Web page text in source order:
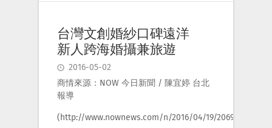
台灣文創婚紗口碑遠洋
新人跨海婚攝兼旅遊
2016-05-02
商情來源：NOW 今日新聞 / 陳宜婷 台北
報導
(http://www.nownews.com/n/2016/04/19/2069054)